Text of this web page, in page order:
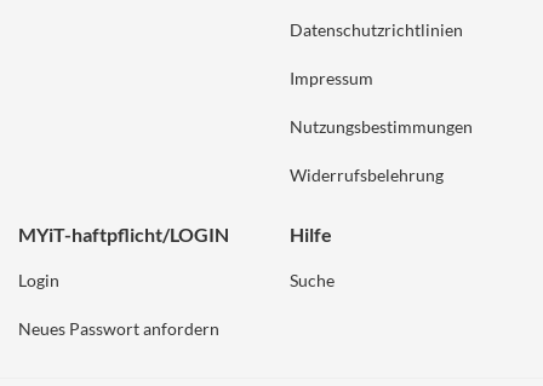
Datenschutzrichtlinien
Impressum
Nutzungsbestimmungen
Widerrufsbelehrung
MYiT-haftpflicht/LOGIN
Login
Neues Passwort anfordern
Hilfe
Suche